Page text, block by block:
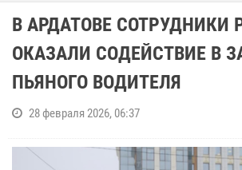
В АРДАТОВЕ СОТРУДНИКИ
ОКАЗАЛИ СОДЕЙСТВИЕ В
ПЬЯНОГО ВОДИТЕЛЯ
28 февраля 2026, 06:37